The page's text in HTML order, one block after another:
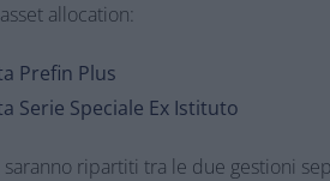
allocation:​
Prefin Plus​
Serie Speciale Ex Istituto​
ripartiti tra le due gestioni